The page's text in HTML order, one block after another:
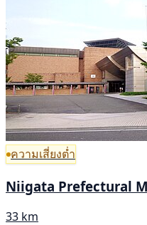
ความเสี่ยงต่ำ
Niigata Prefectural
33 km